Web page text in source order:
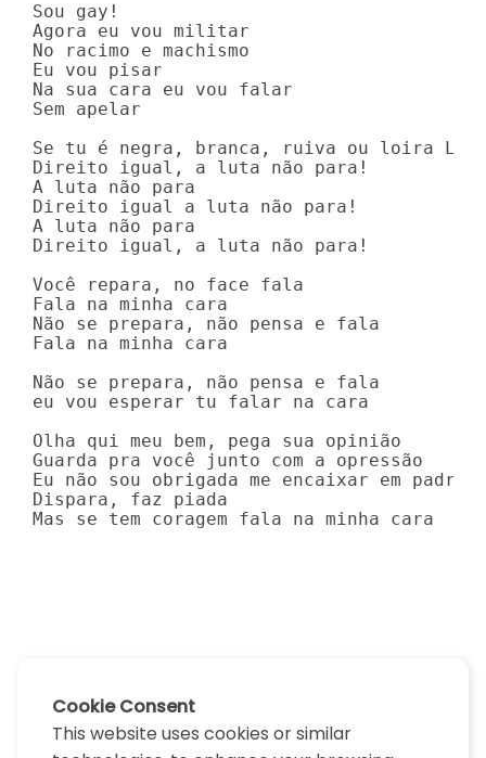
Sou gay!
Agora eu vou militar
No racimo e machismo
Eu vou pisar
Na sua cara eu vou falar
Sem apelar
Se tu é negra, branca, ruiva ou loira
Direito igual, a luta não para!
A luta não para
Direito igual a luta não para!
A luta não para
Direito igual, a luta não para!
Você repara, no face fala
Fala na minha cara
Não se prepara, não pensa e fala
Fala na minha cara
Não se prepara, não pensa e fala
eu vou esperar tu falar na cara
Olha qui meu bem, pega sua opinião
Guarda pra você junto com a opressão
Eu não sou obrigada me encaixar em padrão
Dispara, faz piada
Mas se tem coragem fala na minha cara
Cookie Consent
This website uses cookies or similar